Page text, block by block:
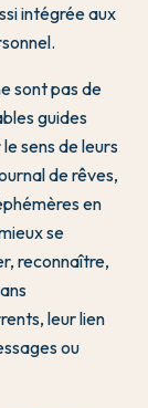
intégrée aux
sont pas de
guides
sens de leurs
de rêves,
en
se
reconnaître,
leur lien
ou